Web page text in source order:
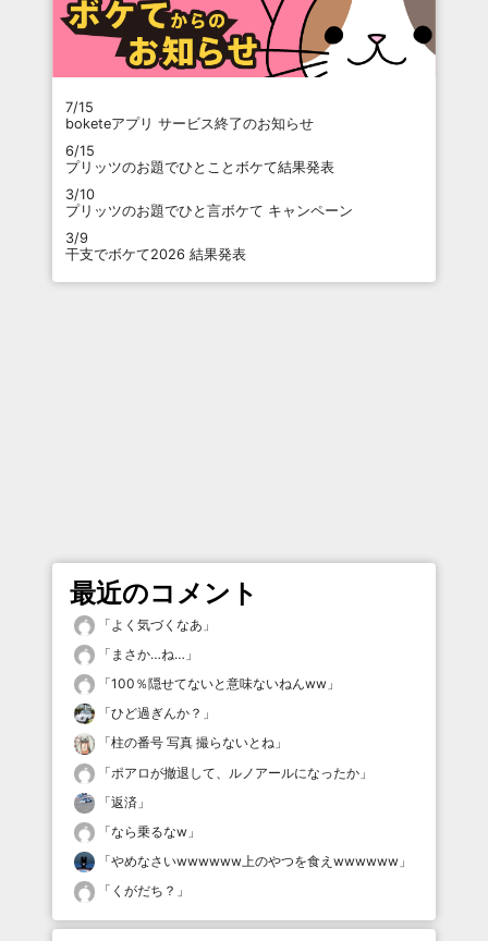
7/15
boketeアプリ サービス終了のお知らせ
6/15
プリッツのお題でひとことボケて結果発表
3/10
プリッツのお題でひと言ボケて キャンペーン
3/9
干支でボケて2026 結果発表
最近のコメント
「 よく気づくなあ 」
「 まさか…ね… 」
「100％隠せてないと意味ないねんww 」
「ひど過ぎんか？ 」
「柱の番号 写真 撮らないとね 」
「ポアロが撤退して、ルノアールになったか 」
「返済 」
「なら乗るなw 」
「やめなさいwwwwww上のやつを食えwwwwww 」
「 くがだち？ 」